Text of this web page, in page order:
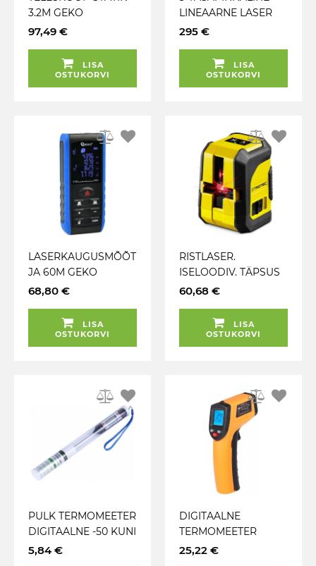
3.2M GEKO
97,49 €
LISA
OSTUKORVI
LINEAARNE LASER
360° 30M GEKO
295 €
LISA
OSTUKORVI
LASERKAUGUSMÕÕT
JA 60M GEKO
68,80 €
LISA
OSTUKORVI
RISTLASER.
ISELOODIV. TÄPSUS
± 0.3MM / 1M. IP54
60,68 €
LISA
OSTUKORVI
PULK TERMOMEETER
DIGITAALNE -50 KUNI
+300°C CARMOTION
5,84 €
DIGITAALNE
TERMOMEETER
LASER CARMOTION
25,22 €